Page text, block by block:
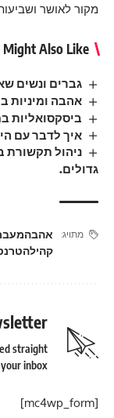
מקור לאושר ושביעות
Might Also Like
גברים ונשים
אהבה ומיניות
ביסקסואליות
איך לדבר עם
ניהול תקשורת
גדולים.
מתויג:
קהילהטרנסgender
straight
your inbox.